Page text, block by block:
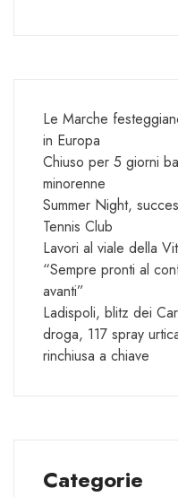
Le Marche
in Europa
Chiuso per 5 giorni
minorenne
Summer Night,
Tennis Club
Lavori al viale della
“Sempre pronti al
avanti”
Ladispoli, blitz dei
droga, 117 spray
rinchiusa a chiave
Categorie